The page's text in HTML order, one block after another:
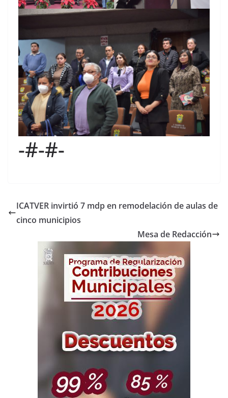
-#-#-
ICATVER invirtió 7 mdp en remodelación de aulas de
cinco municipios
Mesa de Redacción